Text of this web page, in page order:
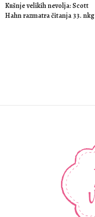
Kušnje velikih nevolja: Scott
Hahn razmatra čitanja 33. nkg